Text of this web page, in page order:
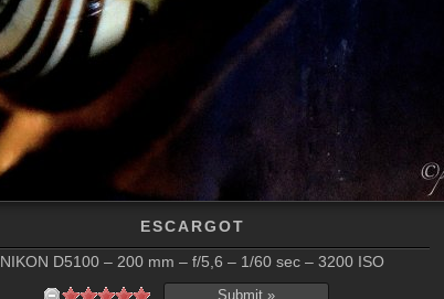
ESCARGOT
NIKON D5100 – 200 mm – f/5,6 – 1/60 sec – 3200 ISO